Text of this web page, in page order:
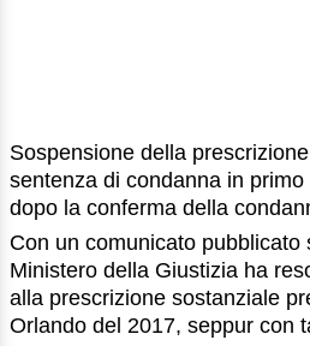
Sospensione della
sentenza di condanna in
dopo la conferma della
Con un comunicato pubblicato
Ministero della Giustizia ha
alla prescrizione sostanziale
Orlando del 2017, seppur con